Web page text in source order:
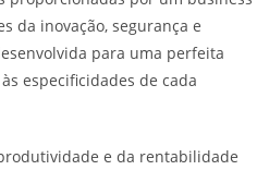
da inovação, segurança e
para uma perfeita
especificidades de cada
e da rentabilidade